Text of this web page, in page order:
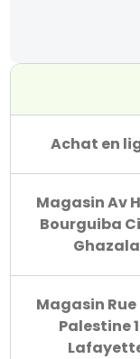
Achat en
Magasin Av
Bourguiba
Ghazala
Magasin Rue
Palestine